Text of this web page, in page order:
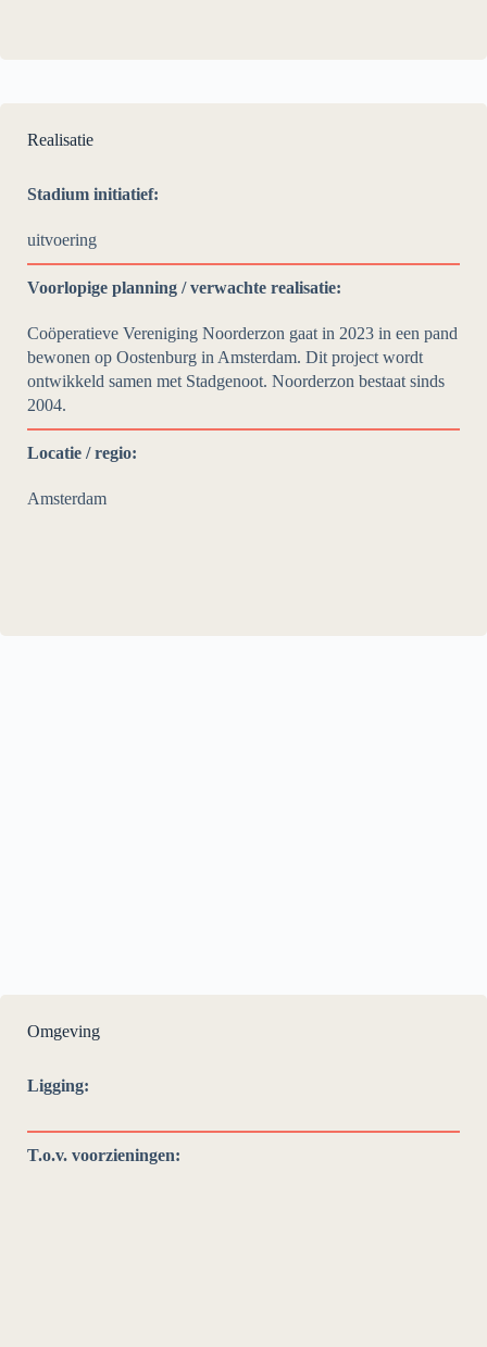
Realisatie
Stadium initiatief:
uitvoering
Voorlopige planning / verwachte realisatie:
Coöperatieve Vereniging Noorderzon gaat in 2023 in een pand
bewonen op Oostenburg in Amsterdam. Dit project wordt
ontwikkeld samen met Stadgenoot. Noorderzon bestaat sinds
2004.
Locatie / regio:
Amsterdam
Omgeving
Ligging:
T.o.v. voorzieningen: